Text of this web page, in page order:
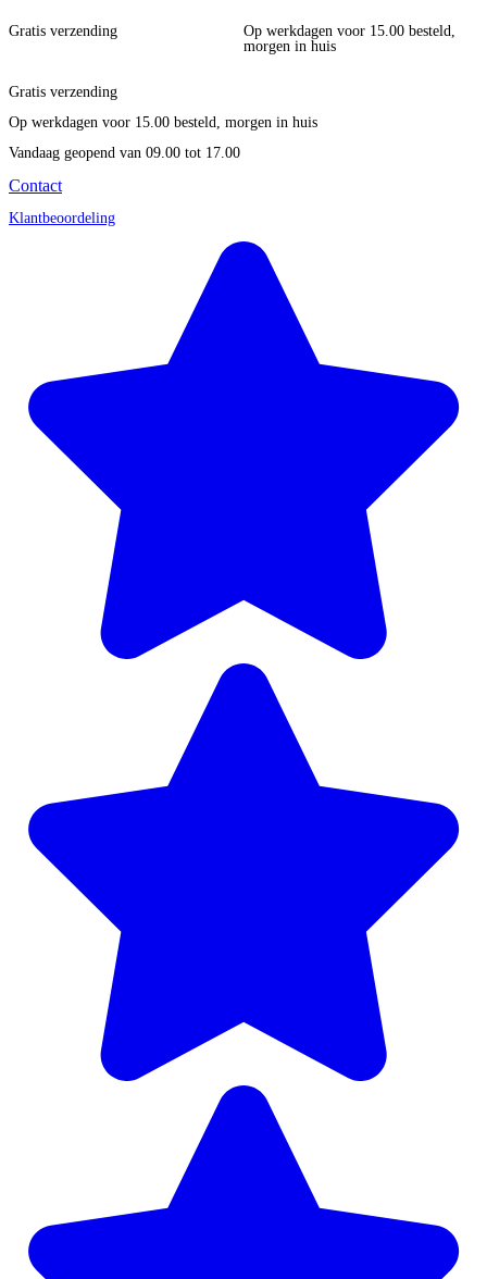
Gratis verzending
Op werkdagen voor 15.00 besteld,
morgen in huis
Gratis verzending
Op werkdagen voor 15.00 besteld, morgen in huis
Vandaag geopend van 09.00 tot 17.00
Contact
Klantbeoordeling